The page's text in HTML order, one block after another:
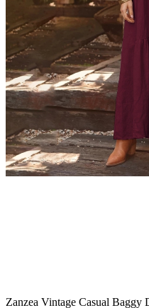
Zanzea Vintage Casual Baggy